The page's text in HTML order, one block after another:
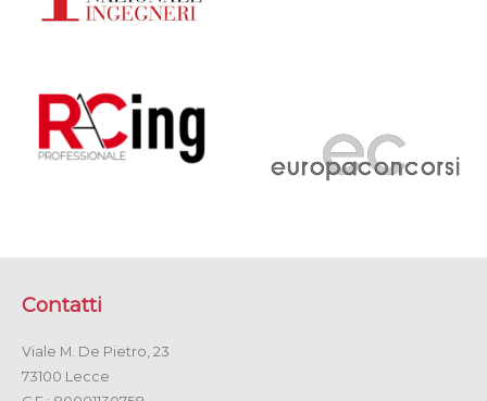
Contatti
Viale M. De Pietro, 23
73100 Lecce